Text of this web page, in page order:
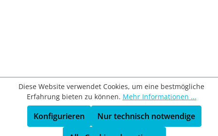
Diese Website verwendet Cookies, um eine bestmögliche
Erfahrung bieten zu können. Mehr Informationen ...
Nur technisch notwendige
Konfigurieren